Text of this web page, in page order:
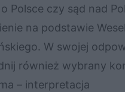
Polsce czy sąd nad
na podstawie
W swojej
również wybrany
– interpretacja